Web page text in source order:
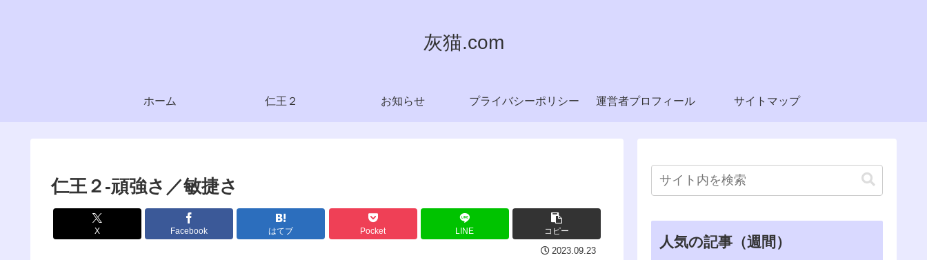
灰猫.com
ホーム 仁王２ お知らせ プライバシーポリシー 運営者プロフィール サイトマップ
仁王２-頑強さ／敏捷さ
X Facebook はてブ Pocket LINE コピー
2023.09.23
人気の記事（週間）